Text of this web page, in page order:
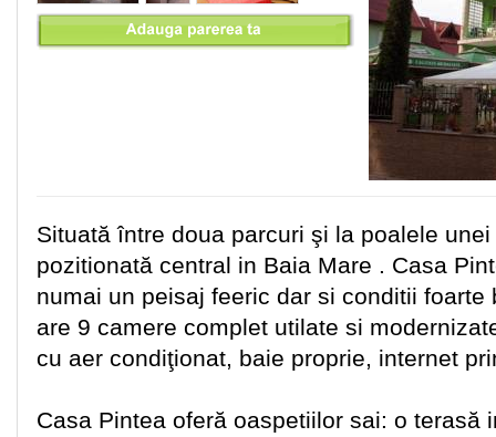
Situată între doua parcuri şi la poalele
pozitionată central in Baia Mare . Casa
numai un peisaj feeric dar si conditii foarte
are 9 camere complet utilate si
cu aer condiţionat, baie proprie, internet
Casa Pintea oferă oaspetiilor sai: o terasă